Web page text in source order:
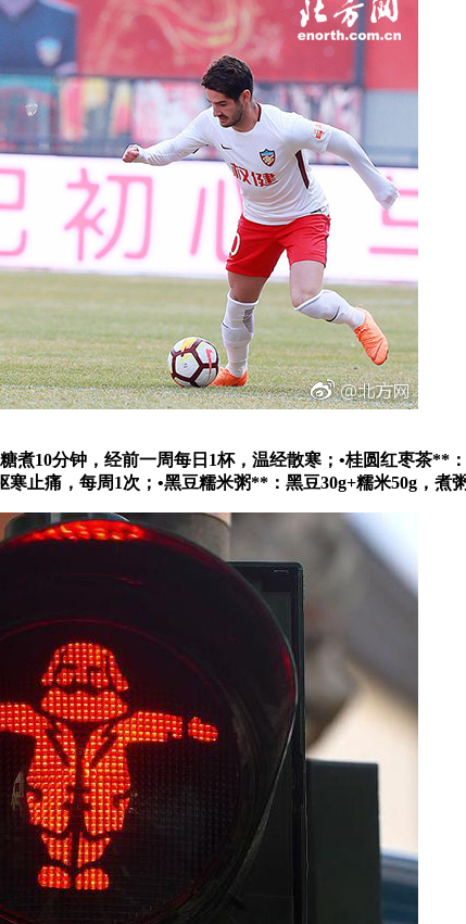
煮10分钟，经前一周每日1杯，温经散寒；•桂圆红枣茶**
寒止痛，每周1次；•黑豆糯米粥**：黑豆30g+糯米50g，煮